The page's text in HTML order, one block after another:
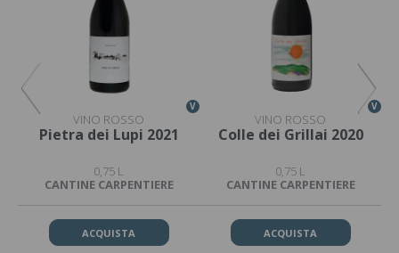
V
VINO ROSSO
Pietra dei Lupi 2021
0,75 L
CANTINE CARPENTIERE
ACQUISTA
V
VINO ROSSO
Colle dei Grillai 2020
0,75 L
CANTINE CARPENTIERE
ACQUISTA